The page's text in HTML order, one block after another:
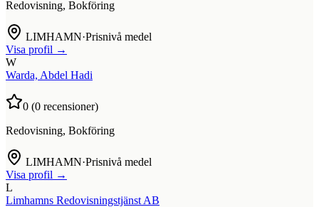
Redovisning, Bokföring
LIMHAMN·Prisnivå medel
Visa profil →
W
Warda, Abdel Hadi
0 (0 recensioner)
Redovisning, Bokföring
LIMHAMN·Prisnivå medel
Visa profil →
L
Limhamns Redovisningstjänst AB